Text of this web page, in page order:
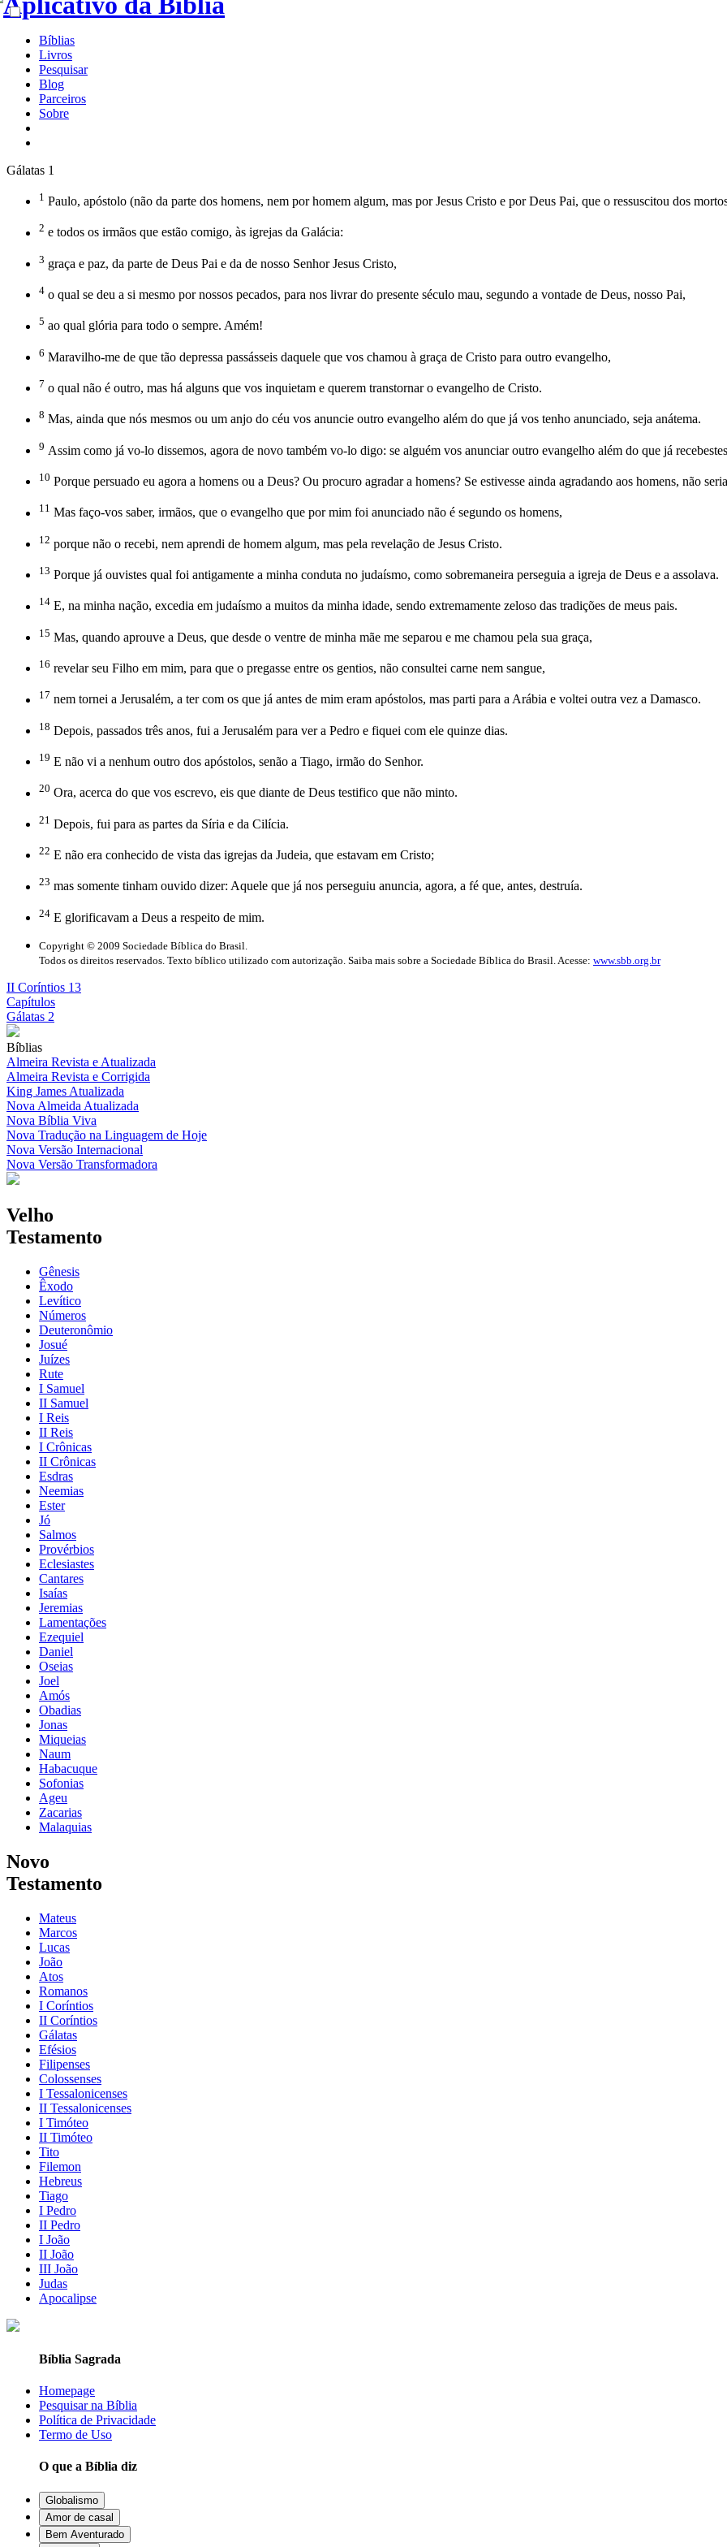
Bíblias
Livros
Pesquisar
Blog
Parceiros
Sobre
Gálatas 1
1 Paulo, apóstolo (não da parte dos homens, nem por homem algum, mas por Jesus Cristo e por Deus Pai, que o ressuscitou dos
2 e todos os irmãos que estão comigo, às igrejas da Galácia:
3 graça e paz, da parte de Deus Pai e da de nosso Senhor Jesus Cristo,
4 o qual se deu a si mesmo por nossos pecados, para nos livrar do presente século mau, segundo a vontade de Deus, nosso Pai,
5 ao qual glória para todo o sempre. Amém!
6 Maravilho-me de que tão depressa passásseis daquele que vos chamou à graça de Cristo para outro evangelho,
7 o qual não é outro, mas há alguns que vos inquietam e querem transtornar o evangelho de Cristo.
8 Mas, ainda que nós mesmos ou um anjo do céu vos anuncie outro evangelho além do que já vos tenho anunciado, seja anátema.
9 Assim como já vo-lo dissemos, agora de novo também vo-lo digo: se alguém vos anunciar outro evangelho além do que já
10 Porque persuado eu agora a homens ou a Deus? Ou procuro agradar a homens? Se estivesse ainda agradando aos homens, não
11 Mas faço-vos saber, irmãos, que o evangelho que por mim foi anunciado não é segundo os homens,
12 porque não o recebi, nem aprendi de homem algum, mas pela revelação de Jesus Cristo.
13 Porque já ouvistes qual foi antigamente a minha conduta no judaísmo, como sobremaneira perseguia a igreja de Deus e a assolava.
14 E, na minha nação, excedia em judaísmo a muitos da minha idade, sendo extremamente zeloso das tradições de meus pais.
15 Mas, quando aprouve a Deus, que desde o ventre de minha mãe me separou e me chamou pela sua graça,
16 revelar seu Filho em mim, para que o pregasse entre os gentios, não consultei carne nem sangue,
17 nem tornei a Jerusalém, a ter com os que já antes de mim eram apóstolos, mas parti para a Arábia e voltei outra vez a Damasco.
18 Depois, passados três anos, fui a Jerusalém para ver a Pedro e fiquei com ele quinze dias.
19 E não vi a nenhum outro dos apóstolos, senão a Tiago, irmão do Senhor.
20 Ora, acerca do que vos escrevo, eis que diante de Deus testifico que não minto.
21 Depois, fui para as partes da Síria e da Cilícia.
22 E não era conhecido de vista das igrejas da Judeia, que estavam em Cristo;
23 mas somente tinham ouvido dizer: Aquele que já nos perseguiu anuncia, agora, a fé que, antes, destruía.
24 E glorificavam a Deus a respeito de mim.
Copyright © 2009 Sociedade Bíblica do Brasil.
Todos os direitos reservados. Texto bíblico utilizado com autorização. Saiba mais sobre a Sociedade Bíblica do Brasil. Acesse: www.sbb.org.br
II Coríntios 13
Capítulos
Gálatas 2
Bíblias
Almeira Revista e Atualizada
Almeira Revista e Corrigida
King James Atualizada
Nova Almeida Atualizada
Nova Bíblia Viva
Nova Tradução na Linguagem de Hoje
Nova Versão Internacional
Nova Versão Transformadora
Velho
Testamento
Gênesis
Êxodo
Levítico
Números
Deuteronômio
Josué
Juízes
Rute
I Samuel
II Samuel
I Reis
II Reis
I Crônicas
II Crônicas
Esdras
Neemias
Ester
Jó
Salmos
Provérbios
Eclesiastes
Cantares
Isaías
Jeremias
Lamentações
Ezequiel
Daniel
Oseias
Joel
Amós
Obadias
Jonas
Miqueias
Naum
Habacuque
Sofonias
Ageu
Zacarias
Malaquias
Novo
Testamento
Mateus
Marcos
Lucas
João
Atos
Romanos
I Coríntios
II Coríntios
Gálatas
Efésios
Filipenses
Colossenses
I Tessalonicenses
II Tessalonicenses
I Timóteo
II Timóteo
Tito
Filemon
Hebreus
Tiago
I Pedro
II Pedro
I João
II João
III João
Judas
Apocalipse
Bíblia Sagrada
Homepage
Pesquisar na Bíblia
Política de Privacidade
Termo de Uso
O que a Bíblia diz
Globalismo
Amor de casal
Bem Aventurado